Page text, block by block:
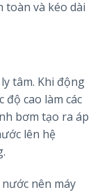
toàn và kéo dài
tâm. Khi động
độ cao làm các
bơm tạo ra áp
lên hệ
nên máy